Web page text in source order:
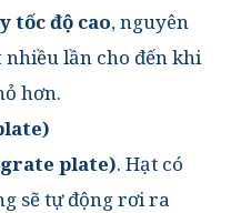
tốc độ cao, nguyên
nhiều lần cho đến khi
hơn.
plate). Hạt có
sẽ tự động rơi ra